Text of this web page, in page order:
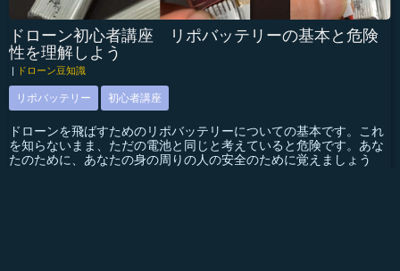
ドローン初心者講座 リポバッテリーの基本と危険
性を理解しよう
ドローン豆知識
リポバッテリー 初心者講座
ドローンを飛ばすためのリポバッテリーについての基本です。これ
を知らないまま、ただの電池と同じと考えていると危険です。あな
たのために、あなたの身の周りの人の安全のために覚えましょう